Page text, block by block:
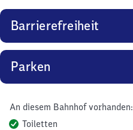
Barrierefreiheit
Parken
An diesem Bahnhof vorhanden:
Toiletten